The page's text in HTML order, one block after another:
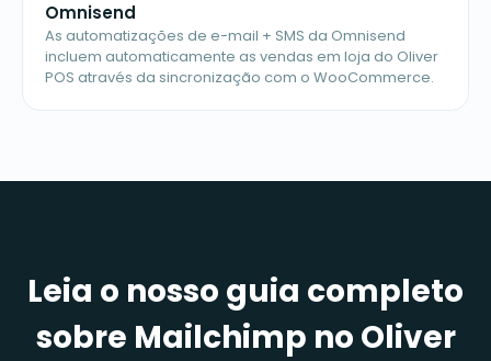
Omnisend
As automatizações de e-mail + SMS da Omnisend
incluem automaticamente as vendas em loja do Oliver
POS através da sincronização com o WooCommerce.
Leia o nosso guia completo
sobre Mailchimp no Oliver